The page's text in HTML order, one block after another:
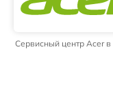
Сервисный центр Acer